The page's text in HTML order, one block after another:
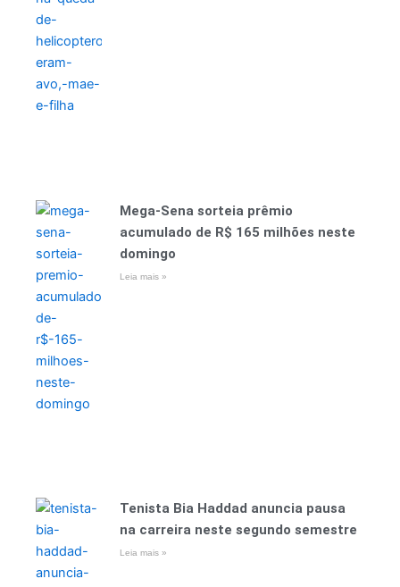
Mega-Sena sorteia prêmio
acumulado de R$ 165 milhões neste
domingo
Leia mais »
Tenista Bia Haddad anuncia pausa
na carreira neste segundo semestre
Leia mais »